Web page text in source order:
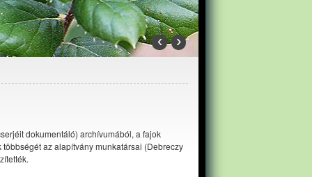
‹ ›
dokumentáló) archívumából, a fajok
az alapítvány munkatársai (Debreczy